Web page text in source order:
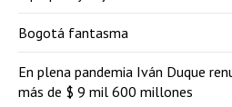
Bogotá fantasma
En plena pandemia Iván Duque
más de $ 9 mil 600 millones